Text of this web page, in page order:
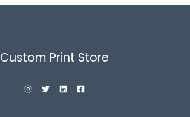
Custom Print Store